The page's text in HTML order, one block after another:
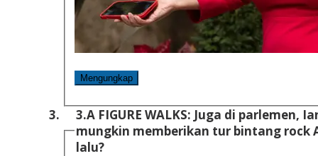
Mengungkap
3.A FIGURE WALKS: Juga di parlemen,
mungkin memberikan tur bintang rock
lalu?